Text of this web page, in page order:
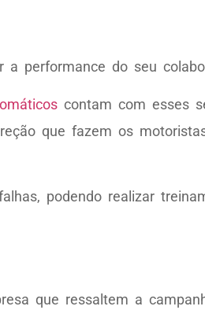
a performance do seu
contam com esses
que fazem os
podendo realizar
que ressaltem a